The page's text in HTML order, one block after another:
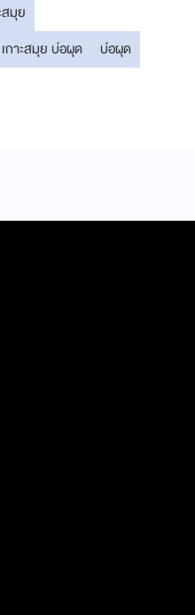
สมุย
กาะสมุย บ่อผุด
บ่อผุด